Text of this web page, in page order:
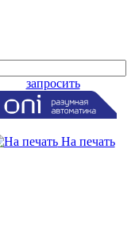
запросить
На печать